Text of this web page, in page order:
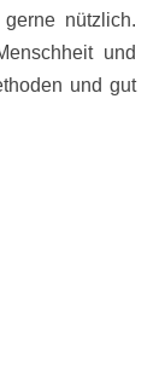
nützlich.
und
und gut